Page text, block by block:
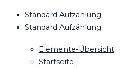
Standard Aufzählung
Standard Aufzählung
Elemente-Übersicht
Startseite